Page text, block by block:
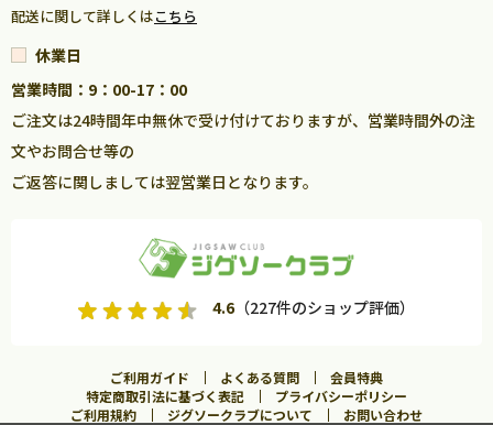
配送に関して詳しくはこちら
休業日
営業時間：9：00-17：00
ご注文は24時間年中無休で受け付けておりますが、営業時間外の注
文やお問合せ等の
ご返答に関しましては翌営業日となります。
4.6（227件のショップ評価）
ご利用ガイド よくある質問
会員特典
特定商取引法に基づく表記
プライバシーポリシー
ご利用規約
ジグソークラブについて お問い合わせ